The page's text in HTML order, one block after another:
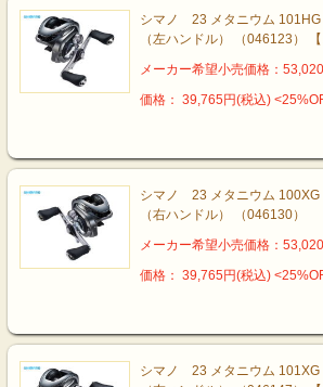
シマノ 23 メタニウム 101HG
（左ハンドル） （046123）
メーカー希望小売価格：
価格： 39,765円(税込)
シマノ 23 メタニウム 100XG
（右ハンドル） （046130）
メーカー希望小売価格：
価格： 39,765円(税込)
シマノ 23 メタニウム 101XG